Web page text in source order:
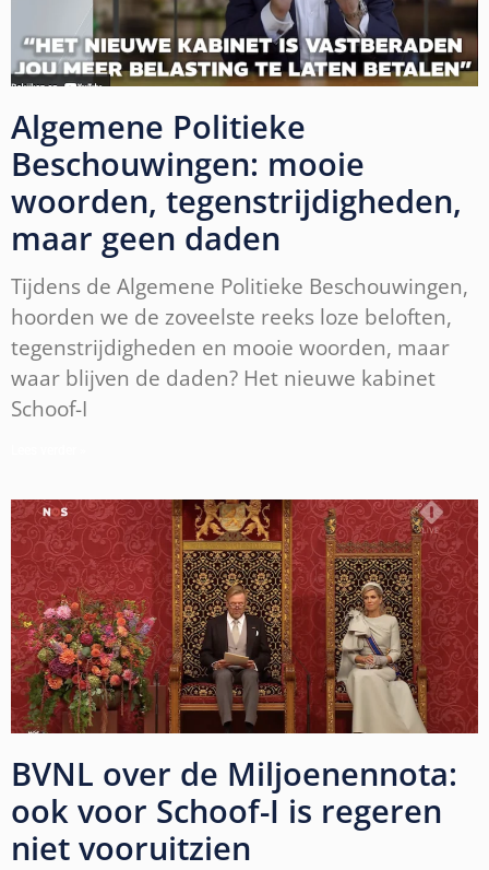
Algemene Politieke
Beschouwingen: mooie
woorden, tegenstrijdigheden,
maar geen daden
Tijdens de Algemene Politieke Beschouwingen,
hoorden we de zoveelste reeks loze beloften,
tegenstrijdigheden en mooie woorden, maar
waar blijven de daden? Het nieuwe kabinet
Schoof-I
BVNL over de Miljoenennota:
ook voor Schoof-I is regeren
niet vooruitzien